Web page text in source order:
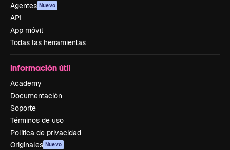
Agentes Nuevo
API
App móvil
Todas las herramientas
Información útil
Academy
Documentación
Soporte
Términos de uso
Política de privacidad
Originales Nuevo